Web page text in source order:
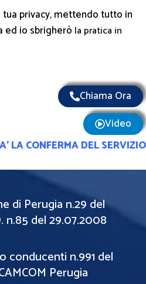
privacy, mettendo tutto in
ed io sbrigherò la pratica in
Chiama Ora
Video
LA CONFERMA DEL SERVIZIO
di Perugia n.29 del
n.85 del 29.07.2008
conducenti n.991 del
Perugia